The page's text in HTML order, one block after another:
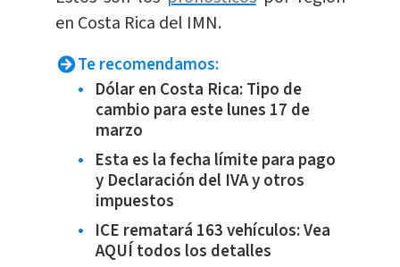
en Costa Rica del IMN.
Te recomendamos:
Dólar en Costa Rica: Tipo de
cambio para este lunes 17 de
marzo
Esta es la fecha límite para pago
y Declaración del IVA y otros
impuestos
ICE rematará 163 vehículos: Vea
AQUÍ todos los detalles